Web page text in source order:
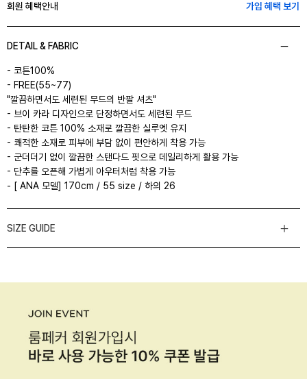
회원 혜택안내
가입 혜택 보기
DETAIL & FABRIC
- 코튼100%
- FREE(55~77)
"깔끔하면서도 세련된 무드의 반팔 셔츠"
- 브이 카라 디자인으로 단정하면서도 세련된 무드
- 탄탄한 코튼 100% 소재로 깔끔한 실루엣 유지
- 쾌적한 소재로 피부에 부담 없이 편안하게 착용 가능
- 군더더기 없이 깔끔한 스탠다드 핏으로 데일리하게 활용 가능
- 단추를 오픈해 가볍게 아우터처럼 착용 가능
- [ ANA 모델] 170cm / 55 size / 하의 26
SIZE GUIDE